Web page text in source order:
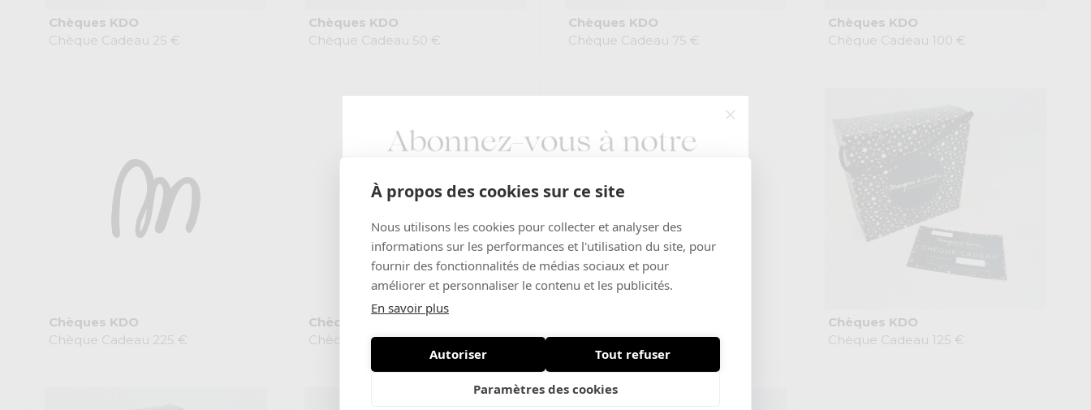
À propos des cookies sur ce site
Nous utilisons les cookies pour collecter et analyser des
informations sur les performances et l'utilisation du site, pour
fournir des fonctionnalités de médias sociaux et pour
améliorer et personnaliser le contenu et les publicités.
En savoir plus
Autoriser Tout refuser
Paramètres des cookies
Chèques KDO
Chèque Cadeau 25 €
Chèques KDO
Chèque Cadeau 50 €
Chèques KDO
Chèque Cadeau 75 €
Chèques KDO
Chèque Cadeau 100 €
Chèques KDO
Chèque Cadeau 225 €
Chèques KDO
Chèque Cadeau 250 €
Chèque Cadeau 300 €
Chèques KDO
Chèque Cadeau 125 €
Nouveautés • Offres exclusives